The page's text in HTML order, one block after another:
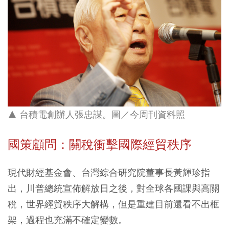
▲ 台積電創辦人張忠謀。圖／今周刊資料照
國策顧問：關稅衝擊國際經貿秩序
現代財經基金會、台灣綜合研究院董事長黃輝珍指
出，川普總統宣佈解放日之後，對全球各國課與高關
稅，世界經貿秩序大解構，但是重建目前還看不出框
架，過程也充滿不確定變數。